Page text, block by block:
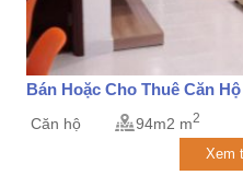
Bán Hoặc Cho Thuê Căn
Căn hộ 94m2 m2
Xem